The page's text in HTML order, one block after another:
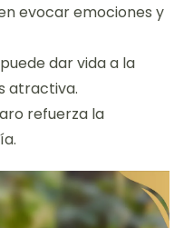
evocar emociones y
dar vida a la
atractiva.
refuerza la